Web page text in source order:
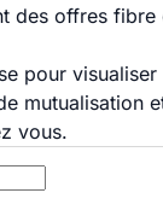
des offres
pour
mutualisation
vous.